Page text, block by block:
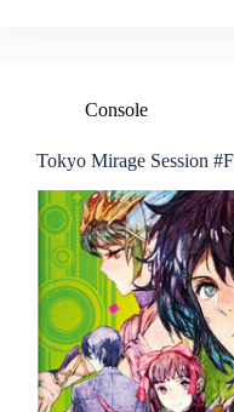
Console
Tokyo Mirage Session